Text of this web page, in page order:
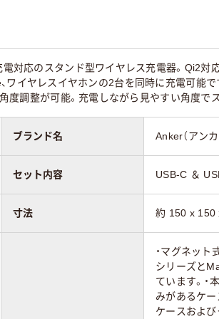
対応のスタンド型ワイヤレス充電器。Qi2
ワイヤレスイヤホンの2台を同時に充電可能
度調整が可能。充電しながら見やすい角度で
ブランド名 Anker（アンカ
セット内容 USB-C ＆
寸法 約 150 x 150
・マグネッ
シリーズと
ています。・
みがあるケー
ケースおよ